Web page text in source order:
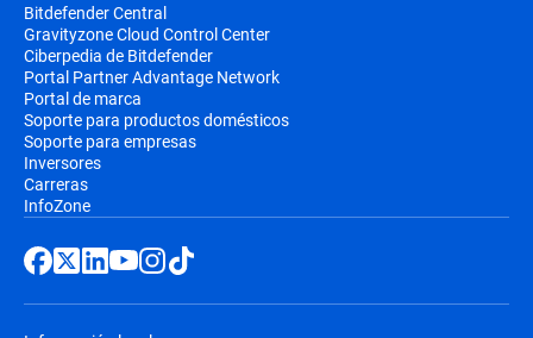
Bitdefender Central
Gravityzone Cloud Control Center
Ciberpedia de Bitdefender
Portal Partner Advantage Network
Portal de marca
Soporte para productos domésticos
Soporte para empresas
Inversores
Carreras
InfoZone